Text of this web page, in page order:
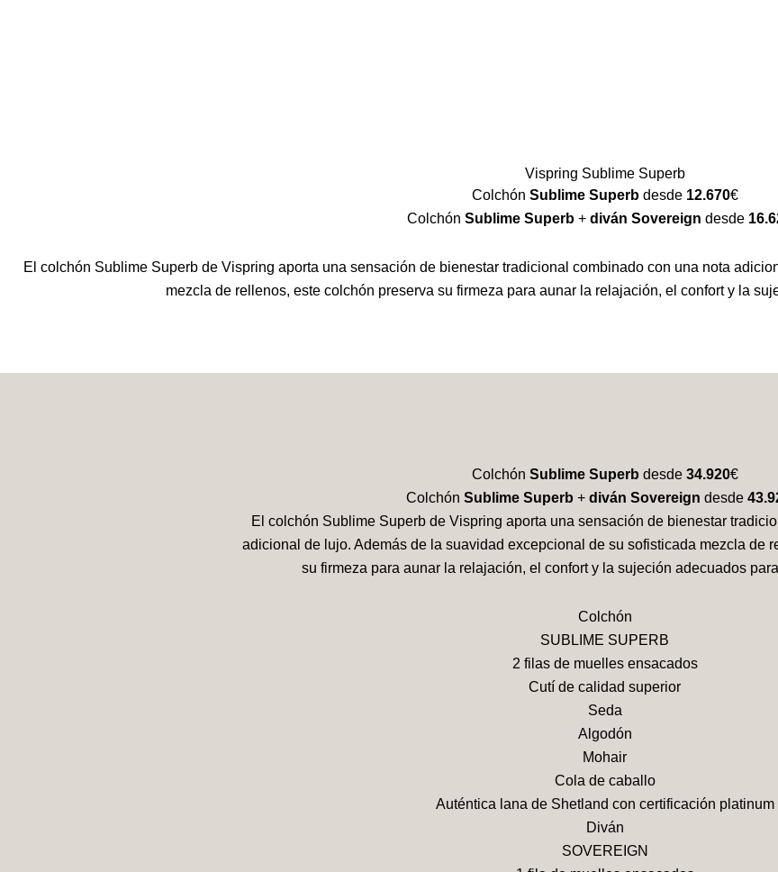
Vispring Sublime Superb
Colchón Sublime Superb desde 12.670€
Colchón Sublime Superb+ diván Sovereign desde
El colchón Sublime Superb de Vispring aporta una sensación de bienestar tradicional combinado con una nota
mezcla de rellenos, este colchón preserva su firmeza para aunar la relajación, el confort y la
Colchón Sublime Superb desde 34.920€
ColchónSublime Superb +diván Sovereign desde
El colchón Sublime Superb de Vispring aporta una sensación de bienestar
adicional de lujo. Además de la suavidad excepcional de su sofisticada mezcla de
su firmeza para aunar la relajación, el confort y la sujeción adecuados
Colchón
SUBLIME SUPERB
2 filas de muelles ensacados
Cutí de calidad superior
Seda
Algodón
Mohair
Cola de caballo
Auténtica lana de Shetland con certificación platinum
Diván
SOVEREIGN